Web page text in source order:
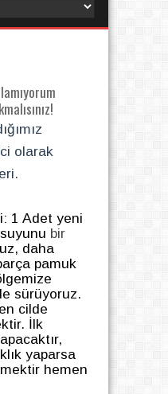
olarak
1 Adet yeni
bir
daha
pamuk
sürüyoruz.
cilde
İlk
yaparsa
hemen